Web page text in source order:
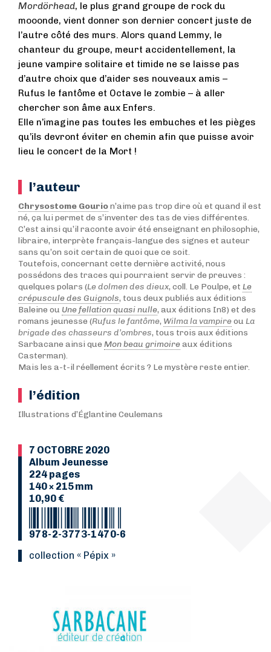
Mordörhead, le plus grand groupe de rock du
mooonde, vient donner son dernier concert juste de
l’autre côté des murs. Alors quand Lemmy, le
chanteur du groupe, meurt accidentellement, la
jeune vampire solitaire et timide ne se laisse pas
d’autre choix que d’aider ses nouveaux amis –
Rufus le fantôme et Octave le zombie – à aller
chercher son âme aux Enfers.
Elle n’imagine pas toutes les embuches et les pièges
qu’ils devront éviter en chemin afin que puisse avoir
lieu le concert de la Mort !
l’auteur
Chrysostome Gourion’aime pas trop dire où et quand il est
né, ça lui permet de s’inventer des tas de vies différentes.
C’est ainsi qu’il raconte avoir été enseignant en philosophie,
libraire, interprète français-langue des signes et auteur
sans qu’on soit certain de quoi que ce soit.
Toutefois, concernant cette dernière activité, nous
possédons des traces qui pourraient servir de preuves :
quelques polars (Le dolmen des dieux, coll. Le Poulpe, et Le
crépuscule des Guignols, tous deux publiés aux éditions
Baleine ou Une fellation quasi nulle, aux éditions In8) et des
romans jeunesse (Rufus le fantôme, Wilma la vampireou La
brigade des chasseurs d’ombres, tous trois aux éditions
Sarbacane ainsi que Mon beau grimoireaux éditions
Casterman).
Mais les a-t-il réellement écrits ? Le mystère reste entier.
l’édition
Illustrations d’Églantine Ceulemans
7 OCTOBRE 2020
Album Jeunesse
224 pages
140 × 215 mm
10,90 €
978-2-3773-1470-6
collection « Pépix »